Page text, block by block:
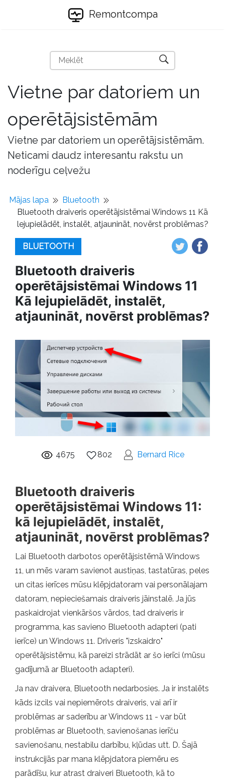
Remontcompa
Vietne par datoriem un
operētājsistēmām
Vietne par datoriem un operētājsistēmām.
Neticami daudz interesantu rakstu un
noderīgu ceļvežu
Mājas lapa
Bluetooth
Bluetooth draiveris operētājsistēmai Windows 11 Kā
lejupielādēt, instalēt, atjaunināt, novērst problēmas?
BLUETOOTH
Bluetooth draiveris
operētājsistēmai Windows 11
Kā lejupielādēt, instalēt,
atjaunināt, novērst problēmas?
4675 802 Bernard Rice
Bluetooth draiveris
operētājsistēmai Windows 11:
kā lejupielādēt, instalēt,
atjaunināt, novērst problēmas?
Lai Bluetooth darbotos operētājsistēmā Windows
11, un mēs varam savienot austiņas, tastatūras, peles
un citas ierīces mūsu klēpjdatoram vai personālajam
datoram, nepieciešamais draiveris jāinstalē. Ja jūs
paskaidrojat vienkāršos vārdos, tad draiveris ir
programma, kas savieno Bluetooth adapteri (pati
ierīce) un Windows 11. Driveris "izskaidro"
operētājsistēmu, kā pareizi strādāt ar šo ierīci (mūsu
gadījumā ar Bluetooth adapteri).
Ja nav draivera, Bluetooth nedarbosies. Ja ir instalēts
kāds izcils vai nepiemērots draiveris, vai arī ir
problēmas ar saderību ar Windows 11 - var būt
problēmas ar Bluetooth, savienošanas ierīču
savienošanu, nestabilu darbību, kļūdas utt. D. Šajā
instrukcijās par mana klēpjdatora piemēru es
parādīšu, kur atrast draiveri Bluetooth, kā to